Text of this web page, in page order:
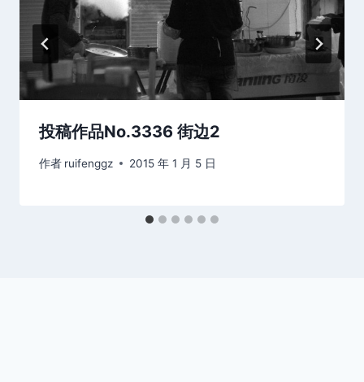
投稿作品No.3336 街边2
作者 ruifenggz 2015 年 1 月 5 日